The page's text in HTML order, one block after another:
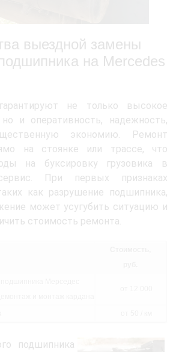
выездной замены
на Mercedes
не только высокое
и оперативность, надежность,
экономию. Ремонт
на стоянке или трассе, что
на буксировку грузовика в
При первых признаках
как разрушение подшипника,
может усугубить ситуацию и
стоимость ремонта.
подшипника